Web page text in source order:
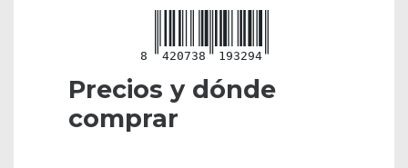
8 420738 193294
Precios y dónde
comprar